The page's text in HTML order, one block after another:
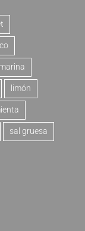
limón
sal gruesa